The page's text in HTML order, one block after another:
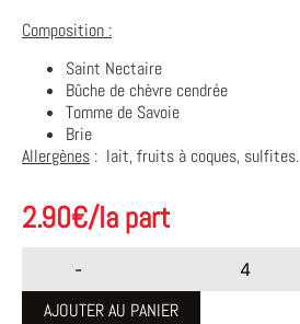
Composition :
Saint Nectaire
Bûche de chèvre cendrée
Tomme de Savoie
Brie
Allergènes : lait, fruits à coques, sulfites.
2.90€/la part
-
AJOUTER AU PANIER